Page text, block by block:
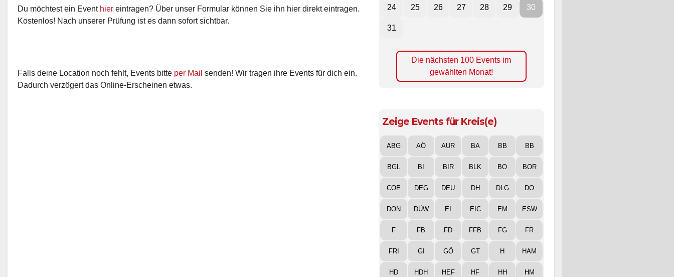
Du möchtest ein Event hier eintragen? Über unser Formular können Sie ihn hier direkt eintragen.
Kostenlos! Nach unserer Prüfung ist es dann sofort sichtbar.
Falls deine Location noch fehlt, Events bitte per Mail senden! Wir tragen ihre Events für dich ein.
Dadurch verzögert das Online-Erscheinen etwas.
24 25 26 27 28 29 30
31
Die nächsten 100 Events im
gewählten Monat!
Zeige Events für Kreis(e)
ABG AÖ AUR BA BB BB
BGL BI BIR BLK BO BOR
COE DEG DEU DH DLG DO
DON DÜW EI EIC EM ESW
F FB FD FFB FG FR
FRI GI GÖ GT H HAM
HD HDH HEF HF HH HM